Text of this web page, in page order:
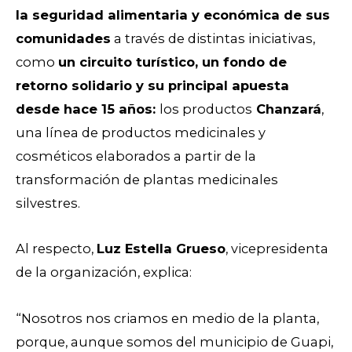
la seguridad alimentaria y económica de sus
comunidades a través de distintas iniciativas,
como un circuito turístico, un fondo de
retorno solidario y su principal apuesta
desde hace 15 años: los productos Chanzará,
una línea de productos medicinales y
cosméticos elaborados a partir de la
transformación de plantas medicinales
silvestres.
Al respecto, Luz Estella Grueso, vicepresidenta
de la organización, explica:
“Nosotros nos criamos en medio de la planta,
porque, aunque somos del municipio de Guapi,